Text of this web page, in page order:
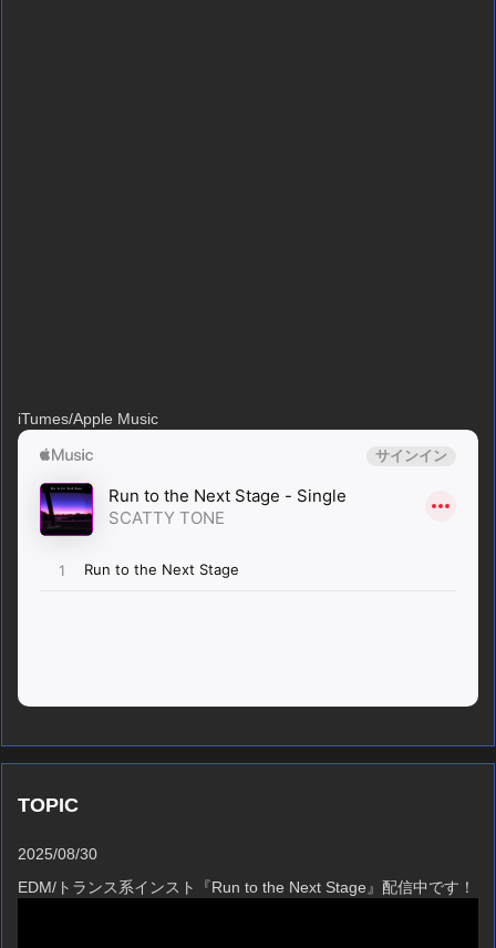
iTumes/Apple Music
TOPIC
2025/08/30
EDM/トランス系インスト『Run to the Next Stage』配信中です！